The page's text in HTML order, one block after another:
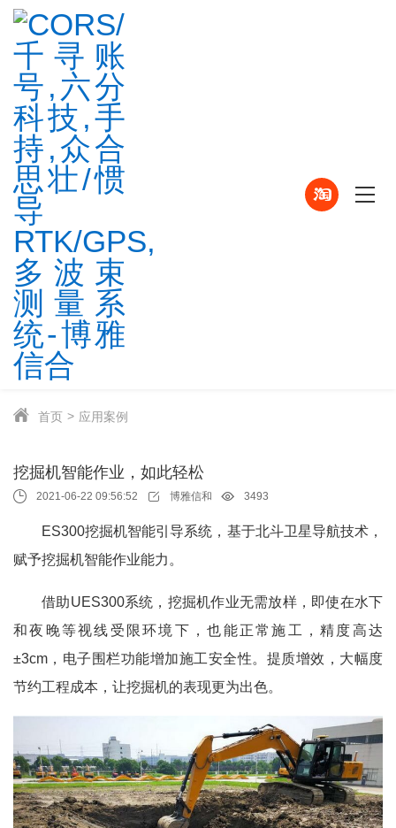
首页 应用案例
挖掘机智能作业，如此轻松
2021-06-22 09:56:52 博雅信和 3493
ES300挖掘机智能引导系统，基于北斗卫星导航技术，
赋予挖掘机智能作业能力。
借助UES300系统，挖掘机作业无需放样，即使在水下
和夜晚等视线受限环境下，也能正常施工，精度高达
±3cm，电子围栏功能增加施工安全性。提质增效，大幅度
节约工程成本，让挖掘机的表现更为出色。